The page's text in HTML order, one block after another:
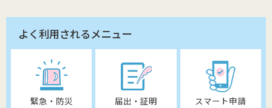
よく利用されるメニュー
緊急・防災 届出・証明 スマート申請